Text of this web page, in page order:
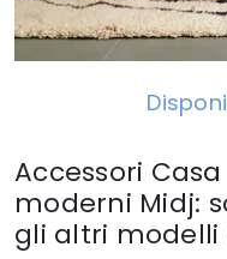
Accessori
moderni Midj:
gli altri modelli